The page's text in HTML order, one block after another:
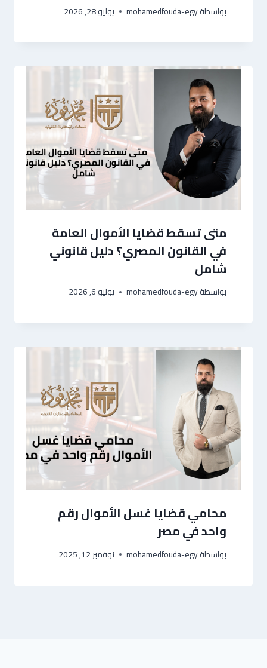
بواسطةmohamedfouda-egy يوليو 28, 2026
متى تسقط قضايا الأموال العامة
في القانون المصري؟ دليل قانوني
شامل
بواسطةmohamedfouda-egy يوليو 6, 2026
محامي قضايا غسل الأموال رقم
واحد في مصر
بواسطةmohamedfouda-egy نوفمبر 12, 2025